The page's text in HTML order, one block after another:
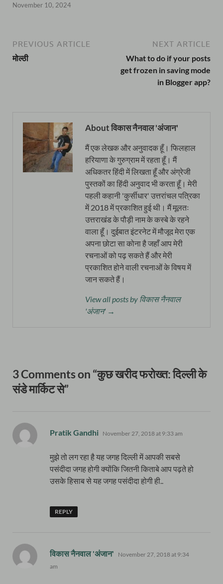
November 10, 2024
PREVIOUS ARTICLE
मोल्ठी
NEXT ARTICLE
What to do if your posts
get frozen in saving mode
in Blogger app?
About विकास नैनवाल 'अंजान'
मैं एक लेखक और अनुवादक हूँ। फिलहाल
हरियाणा के गुरुग्राम में रहता हूँ। मैं
अधिकतर हिंदी में लिखता हूँ और अंग्रेजी
पुस्तकों का हिंदी अनुवाद भी करता हूँ। मेरी
पहली कहानी 'कुर्सीधार' उत्तरांचल पत्रिका
में 2018 में प्रकाशित हुई थी। मैं मूलतः
उत्तराखंड के पौड़ी नाम के कस्बे के रहने
वाला हूँ। दुईबात इंटरनेट में मौजूद मेरा एक
अपना छोटा सा कोना है जहाँ आप मेरी
रचनाओं को पढ़ सकते हैं और मेरी
प्रकाशित होने वाली रचनाओं के विषय में
जान सकते हैं।
View all posts by विकास नैनवाल
'अंजान' →
3 Comments on “कुछ खरीद फरोख्त: दिल्ली के
संडे मार्किट से”
Pratik Gandhi says:
November 27, 2018 at 9:33 am
मुझे तो लग रहा है यह जगह दिल्ली में आपकी सबसे
पसंदीदा जगह होगी क्योंकि जितनी किताबे आप पढ़ते हो
उसके हिसाब से यह जगह पसंदीदा होगी ही..
REPLY
विकास नैनवाल 'अंजान' says:
November 27, 2018 at 9:34
am